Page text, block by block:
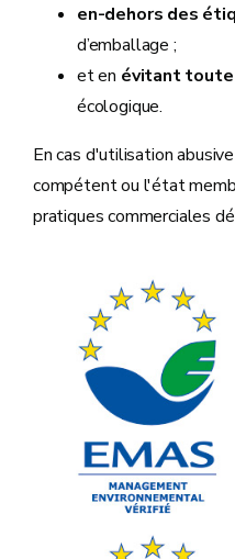
en-dehors des
d’emballage ;
et en évitant toute
écologique.
En cas d'utilisation
compétent ou l'état
pratiques commerciales